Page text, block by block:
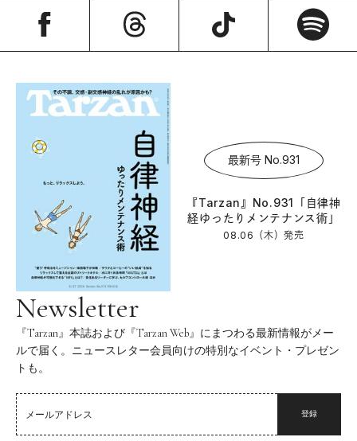
最新号 No.931
『Tarzan』No.931「自律神
経ゆったりメンテナンス術」
08.06（木）発売
Newsletter
『Tarzan』本誌および『Tarzan Web』にまつわる最新情報がメー
ルで届く。ニュースレター会員向けの特別なイベント・プレゼン
トも。
登録